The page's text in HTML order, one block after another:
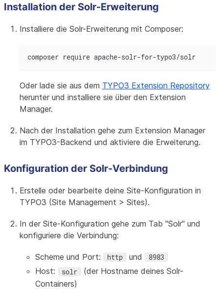
Installation der Solr-Erweiterung
Installiere die Solr-Erweiterung mit Composer:
composer require apache-solr-for-typo3/solr
Oder lade sie aus dem TYPO3 Extension Repository
herunter und installiere sie über den Extension
Manager.
Nach der Installation gehe zum Extension Manager
im TYPO3-Backend und aktiviere die Erweiterung.
Konfiguration der Solr-Verbindung
Erstelle oder bearbeite deine Site-Konfiguration in
TYPO3 (Site Management > Sites).
In der Site-Konfiguration gehe zum Tab "Solr" und
konfiguriere die Verbindung:
Scheme und Port: http und 8983
Host: solr
(der Hostname deines Solr-
Containers)